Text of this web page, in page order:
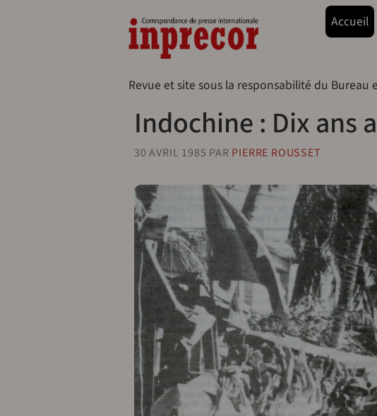
Navegação
Accueil
Revue et site sous la responsabilité du Bureau
Indochine : Dix ans
30 AVRIL 1985 PAR PIERRE ROUSSET